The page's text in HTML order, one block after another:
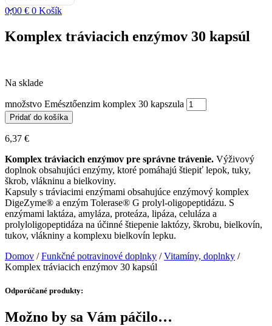
0,00 € 0 Košík
Komplex tráviacich enzýmov 30 kapsúl
Na sklade
množstvo Emésztőenzim komplex 30 kapszula
Pridať do košíka
6,37 €
Komplex tráviacich enzýmov pre správne trávenie. Výživový
doplnok obsahujúci enzýmy, ktoré pomáhajú štiepiť lepok, tuky,
škrob, vlákninu a bielkoviny.
Kapsuly s tráviacimi enzýmami obsahujúce enzýmový komplex
DigeZyme® a enzým Tolerase® G prolyl-oligopeptidázu. S
enzýmami laktáza, amyláza, proteáza, lipáza, celuláza a
prolyloligopeptidáza na účinné štiepenie laktózy, škrobu, bielkovín,
tukov, vlákniny a komplexu bielkovín lepku.
Domov /Funkčné potravinové doplnky /Vitamíny, doplnky /
Komplex tráviacich enzýmov 30 kapsúl
Odporúčané produkty:
Možno by sa Vám páčilo…